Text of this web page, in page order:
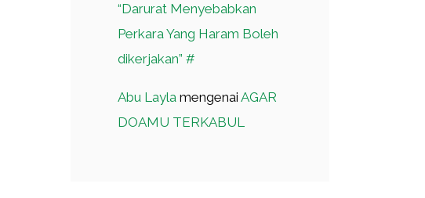
“Darurat Menyebabkan
Perkara Yang Haram Boleh
dikerjakan” #
Abu Layla mengenai AGAR
DOAMU TERKABUL